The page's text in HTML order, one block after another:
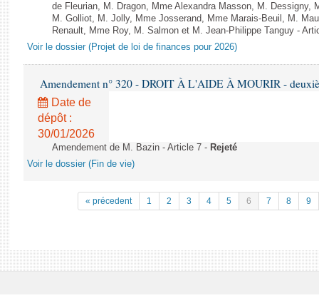
de Fleurian, M. Dragon, Mme Alexandra Masson, M. Dessigny,
M. Golliot, M. Jolly, Mme Josserand, Mme Marais-Beuil, M.
Renault, Mme Roy, M. Salmon et M. Jean-Philippe Tanguy -
Voir le dossier (Projet de loi de finances pour 2026)
Amendement n° 320 - DROIT À L'AIDE À MOURIR -
Date de
dépôt :
30/01/2026
Amendement de M. Bazin - Article 7 - Rejeté
Voir le dossier (Fin de vie)
« précedent 1 2 3 4 5 6 7 8 9